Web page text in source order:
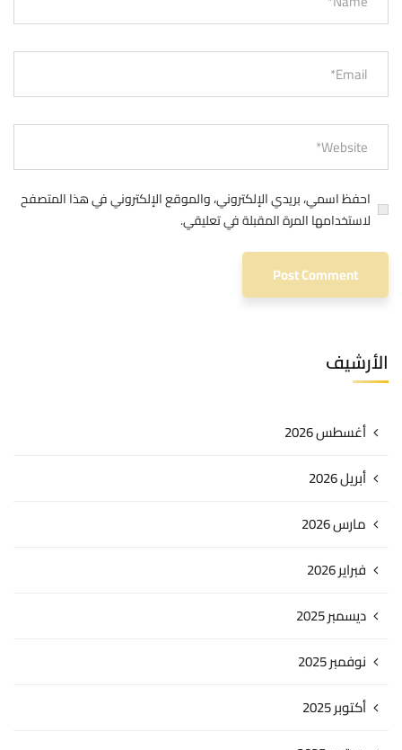
احفظ اسمي، بريدي الإلكتروني، والموقع الإلكتروني في هذا المتصفح
لاستخدامها المرة المقبلة في تعليقي.
الأرشيف
أغسطس 2026
أبريل 2026
مارس 2026
فبراير 2026
ديسمبر 2025
نوفمبر 2025
أكتوبر 2025